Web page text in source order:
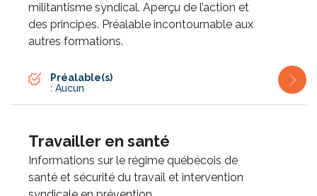
militantisme syndical. Aperçu de l’action et
des principes. Préalable incontournable aux
autres formations.
Préalable(s)
: Aucun
Travailler en santé
Informations sur le régime québécois de
santé et sécurité du travail et intervention